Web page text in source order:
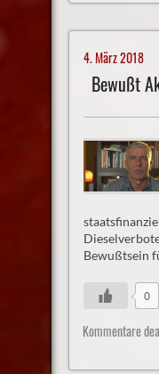
4. März 2018
Bewußt
Bewußtsein
0
Kommentare